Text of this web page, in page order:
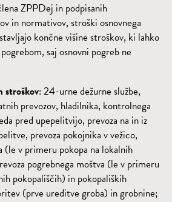
ZPPDej in podpisanih
in normativov, stroški osnovnega
končne višine stroškov, ki lahko
saj osnovni pogreb ne
stroškov: 24-urne dežurne službe,
prevozov, hladilnika, kontrolnega
pred upepelitvijo, prevoza na in iz
prevoza pokojnika v vežico,
(le v primeru pokopa na lokalnih
pogrebnega moštva (le v primeru
pokopališčih) in pokopaliških
(prve ureditve groba) in grobnine;